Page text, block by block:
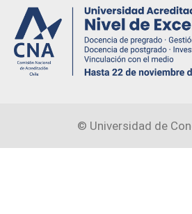
© Universidad de